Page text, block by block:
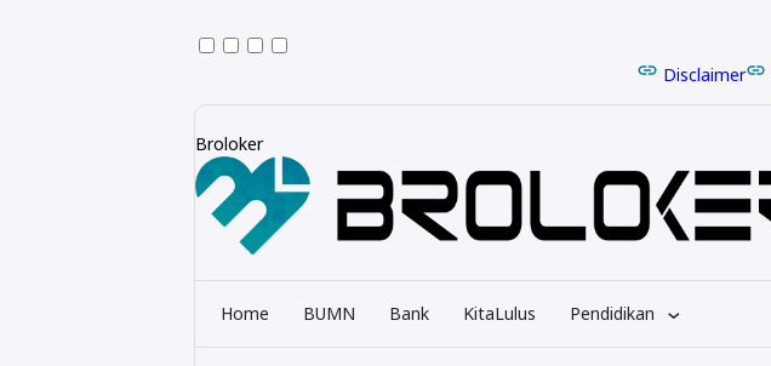
Disclaimer
Broloker
Home BUMN Bank KitaLulus Pendidikan